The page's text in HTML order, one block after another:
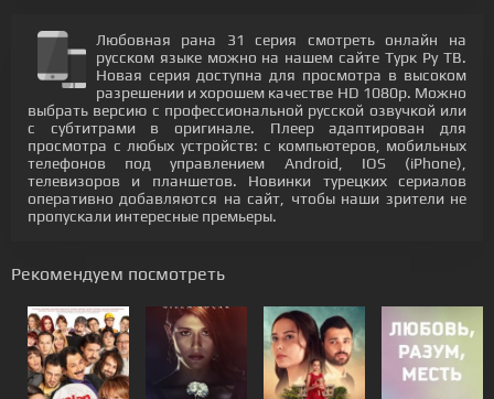
Любовная рана 31 серия смотреть онлайн на
русском языке можно на нашем сайте Турк Ру ТВ.
Новая серия доступна для просмотра в высоком
разрешении и хорошем качестве HD 1080p. Можно
выбрать версию с профессиональной русской озвучкой или
с субтитрами в оригинале. Плеер адаптирован для
просмотра с любых устройств: с компьютеров, мобильных
телефонов под управлением Android, IOS (iPhone),
телевизоров и планшетов. Новинки турецких сериалов
оперативно добавляются на сайт, чтобы наши зрители не
пропускали интересные премьеры.
Рекомендуем посмотреть